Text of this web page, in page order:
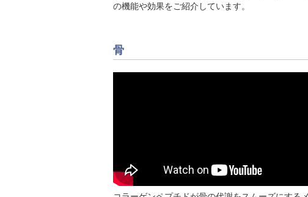
の機能や効果をご紹介しています。
骨